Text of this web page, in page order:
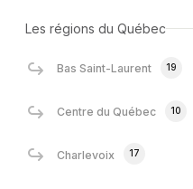
Les régions du Québec
Bas Saint-Laurent 19
Centre du Québec 10
Charlevoix 17